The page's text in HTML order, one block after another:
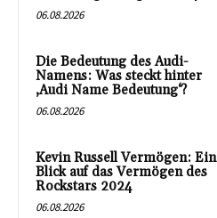
06.08.2026
Die Bedeutung des Audi-
Namens: Was steckt hinter
‚Audi Name Bedeutung‘?
06.08.2026
Kevin Russell Vermögen: Ein
Blick auf das Vermögen des
Rockstars 2024
06.08.2026